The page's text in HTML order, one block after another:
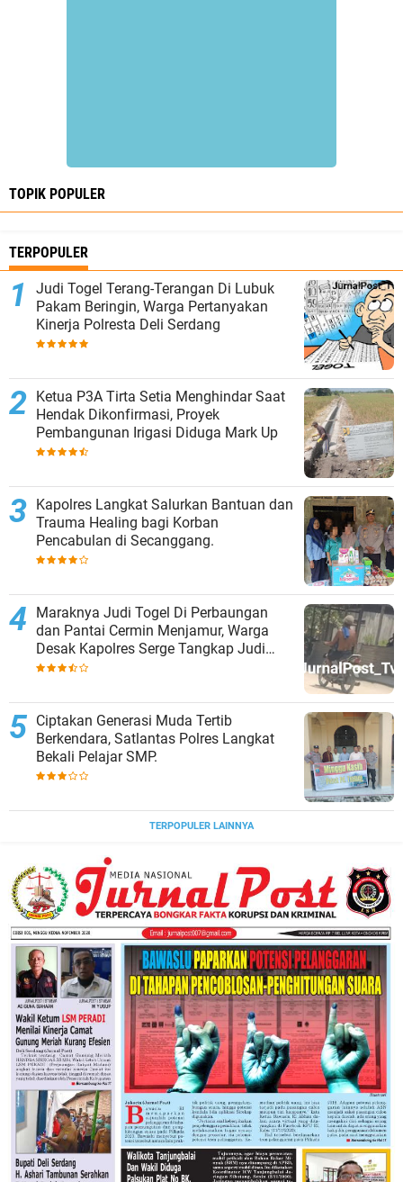
TOPIK POPULER
TERPOPULER
Judi Togel Terang-Terangan Di Lubuk
Pakam Beringin, Warga Pertanyakan
Kinerja Polresta Deli Serdang
Ketua P3A Tirta Setia Menghindar Saat
Hendak Dikonfirmasi, Proyek
Pembangunan Irigasi Diduga Mark Up
Kapolres Langkat Salurkan Bantuan dan
Trauma Healing bagi Korban
Pencabulan di Secanggang.
Maraknya Judi Togel Di Perbaungan
dan Pantai Cermin Menjamur, Warga
Desak Kapolres Serge Tangkap Judi
Togel
Ciptakan Generasi Muda Tertib
Berkendara, Satlantas Polres Langkat
Bekali Pelajar SMP.
TERPOPULER LAINNYA